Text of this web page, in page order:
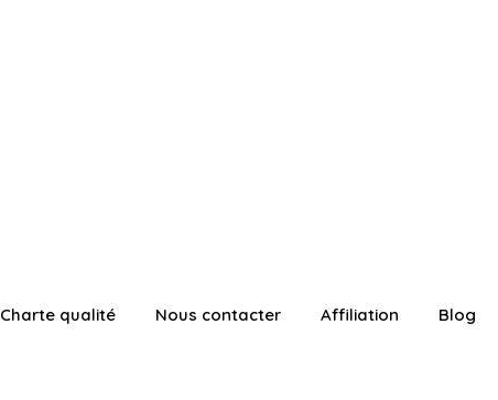
Charte qualité Nous contacter Affiliation Blog